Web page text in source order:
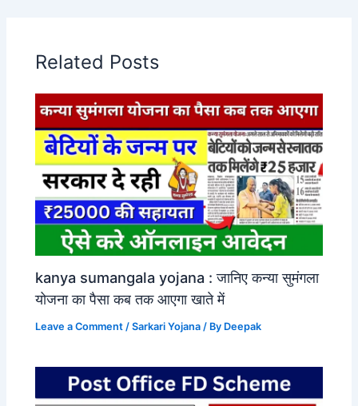
Related Posts
kanya sumangala yojana : जानिए कन्या सुमंगला
योजना का पैसा कब तक आएगा खाते में
Leave a Comment /Sarkari Yojana / By Deepak